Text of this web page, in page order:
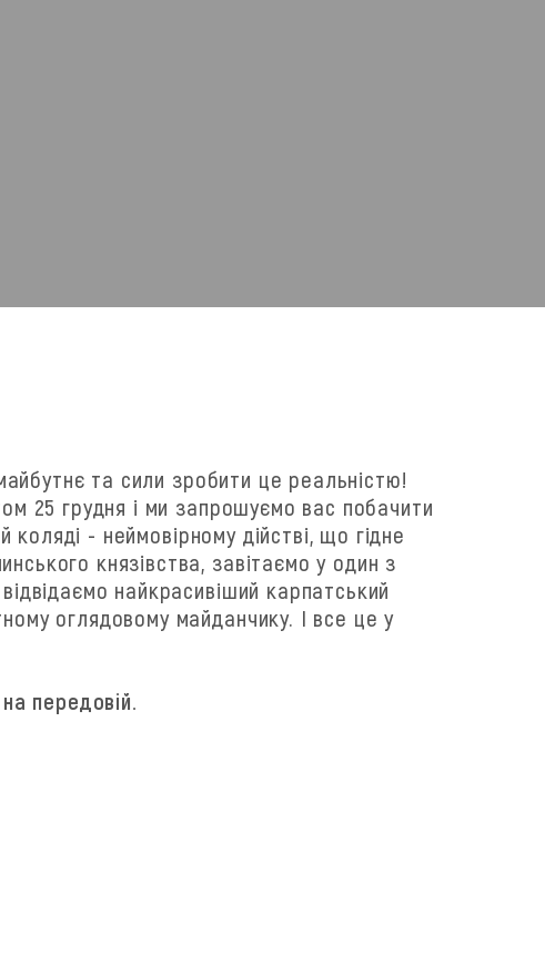
та сили зробити це реальністю!
25 грудня і ми запрошуємо вас побачити
- неймовірному дійстві, що гідне
князівства, завітаємо у один з
найкрасивіший карпатський
оглядовому майданчику. І все це у
передовій.